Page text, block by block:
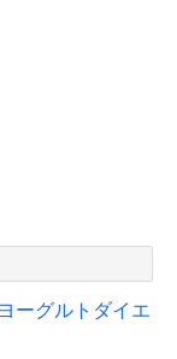
ーグルトダイエ